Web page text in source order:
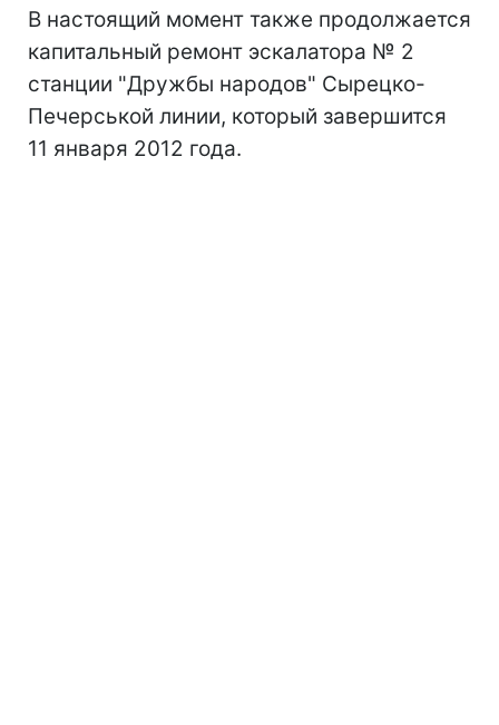
В настоящий момент также продолжается
капитальный ремонт эскалатора № 2
станции "Дружбы народов" Сырецко-
Печерськой линии, который завершится
11 января 2012 года.